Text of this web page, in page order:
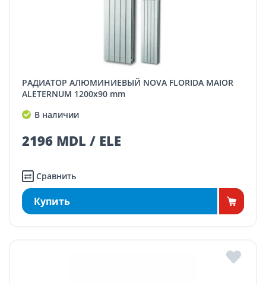
РАДИАТОР АЛЮМИНИЕВЫЙ NOVA FLORIDA MAIOR
ALETERNUM 1200x90 mm
В наличии
2196 MDL / ELE
Сравнить
Купить